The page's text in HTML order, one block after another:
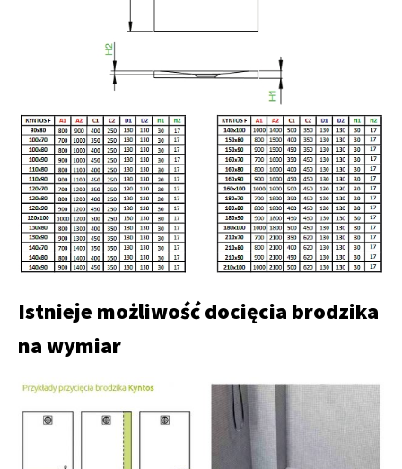
Istnieje możliwość docięcia brodzika
na wymiar